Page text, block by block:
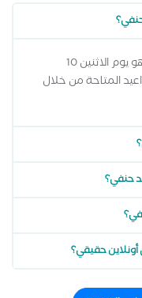
أقرب ميعاد لدكتور كريم محمد حنفي هو يوم الاثنين 10
المتاحة من خلال
حنفي؟
حقيقي؟